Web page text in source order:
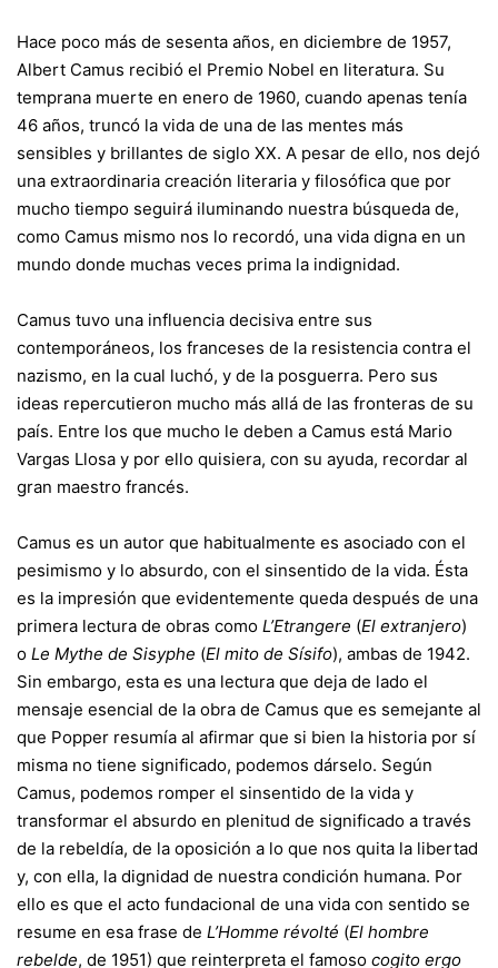
Hace poco más de sesenta años, en diciembre de 1957,
Albert Camus recibió el Premio Nobel en literatura. Su
temprana muerte en enero de 1960, cuando apenas tenía
46 años, truncó la vida de una de las mentes más
sensibles y brillantes de siglo XX. A pesar de ello, nos dejó
una extraordinaria creación literaria y filosófica que por
mucho tiempo seguirá iluminando nuestra búsqueda de,
como Camus mismo nos lo recordó, una vida digna en un
mundo donde muchas veces prima la indignidad.
Camus tuvo una influencia decisiva entre sus
contemporáneos, los franceses de la resistencia contra el
nazismo, en la cual luchó, y de la posguerra. Pero sus
ideas repercutieron mucho más allá de las fronteras de su
país. Entre los que mucho le deben a Camus está Mario
Vargas Llosa y por ello quisiera, con su ayuda, recordar al
gran maestro francés.
Camus es un autor que habitualmente es asociado con el
pesimismo y lo absurdo, con el sinsentido de la vida. Ésta
es la impresión que evidentemente queda después de una
primera lectura de obras como L’Etrangere (El extranjero)
o Le Mythe de Sisyphe (El mito de Sísifo), ambas de 1942.
Sin embargo, esta es una lectura que deja de lado el
mensaje esencial de la obra de Camus que es semejante al
que Popper resumía al afirmar que si bien la historia por sí
misma no tiene significado, podemos dárselo. Según
Camus, podemos romper el sinsentido de la vida y
transformar el absurdo en plenitud de significado a través
de la rebeldía, de la oposición a lo que nos quita la libertad
y, con ella, la dignidad de nuestra condición humana. Por
ello es que el acto fundacional de una vida con sentido se
resume en esa frase de L’Homme révolté (El hombre
rebelde, de 1951) que reinterpreta el famoso cogito ergo